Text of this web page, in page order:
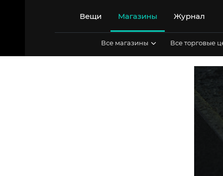
Вещи Магазины Журнал
Все магазины Все торговые